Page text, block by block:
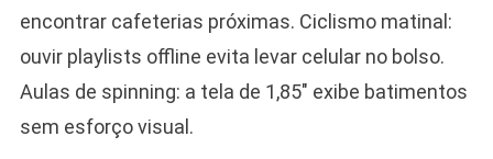
encontrar cafeterias próximas. Ciclismo matinal:
ouvir playlists offline evita levar celular no bolso.
Aulas de spinning: a tela de 1,85″ exibe batimentos
sem esforço visual.